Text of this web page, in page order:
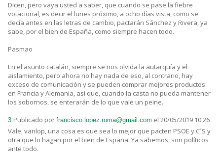
Dicen, pero vaya usted a saber, que cuando se pase la fiebre
votacional, es decir el lunes próximo, a ocho días vista, como se
decía antes en las letras de cambio, pactarán Sánchez y Rivera, ya
sabe, por el bien de España, como siempre hacen todo.
Pasmao
En el asunto catalán, siempre se nos olvida la autarquía y el
aislamiento, pero ahora no hay nada de eso, al contrario, hay
exceso de comunicación y se pueden comprar mejores productos
en Francia y Alemania, así que, cuando la casta no pueda mantener
los sobornos, se enterarán de lo que vale un peine.
3.Publicado por francisco.lopez.roma@gmail.com el 20/05/2019 10:26
Vale, vanlop, una cosa es que sea lo mejor que pacten PSOE y C´S y
otra que lo hagan por el bien de España. Ya sabemos, son políticos
ante todo.